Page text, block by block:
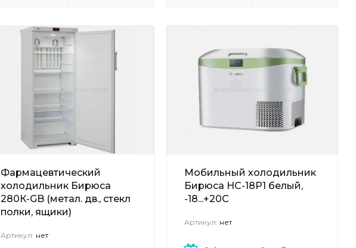
Фармацевтический
холодильник Бирюса
280К-GB (метал. дв., стекл
полки, ящики)
Артикул: нет
Мобильный холодильник
Бирюса НС-18P1 белый,
-18...+20С
Артикул: нет